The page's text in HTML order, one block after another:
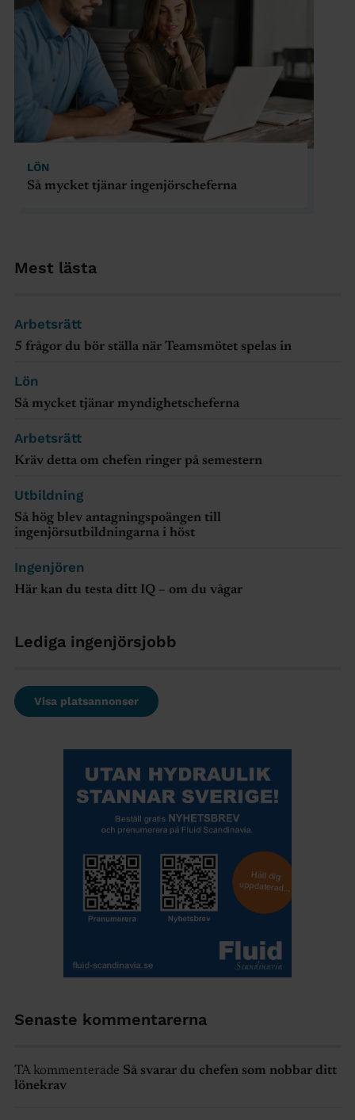
Mest lästa
Arbetsrätt
5 frågor du bör ställa när Teamsmötet spelas in
Lön
Så mycket tjänar myndighetscheferna
Arbetsrätt
Kräv detta om chefen ringer på semestern
Utbildning
Så hög blev antagningspoängen till
ingenjörsutbildningarna i höst
Ingenjören
Här kan du testa ditt IQ – om du vågar
Lediga ingenjörsjobb
Visa platsannonser
Senaste kommentarerna
TA kommenterade Så svarar du chefen som nobbar ditt
lönekrav
LÖN
Så mycket tjänar ingenjörscheferna